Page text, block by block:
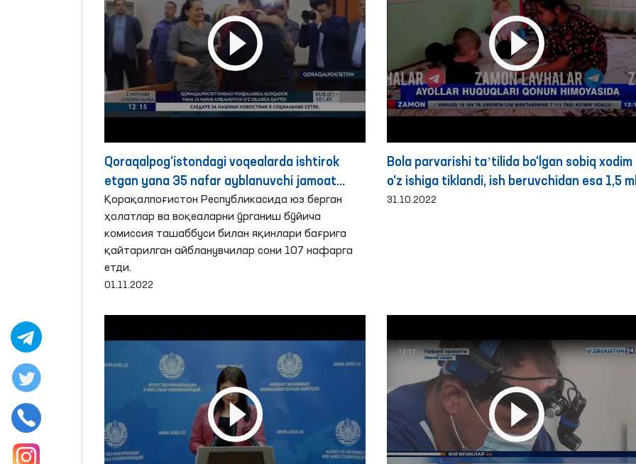
Qoraqalpog‘istondagi voqealarda ishtirok
etgan yana 35 nafar ayblanuvchi jamoat
kafilligi asosida o‘z oilasi bag‘riga qaytarildi
Қорақалпоғистон Республикасида юз берган
ҳолатлар ва воқеаларни ўрганиш бўйича
комиссия ташаббуси билан яқинлари бағрига
қайтарилган айбланувчилар сони 107 нафарга
етди.
01.11.2022
Bola parvarishi taʼtilida bo‘lgan sobiq xodim
o‘z ishiga tiklandi, ish beruvchidan esa 1,5
so‘m maʼnaviy zarar undirilishi belgilandi-
31.10.2022